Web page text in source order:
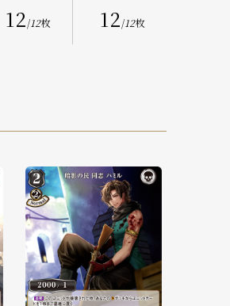
12/12枚 12/12枚